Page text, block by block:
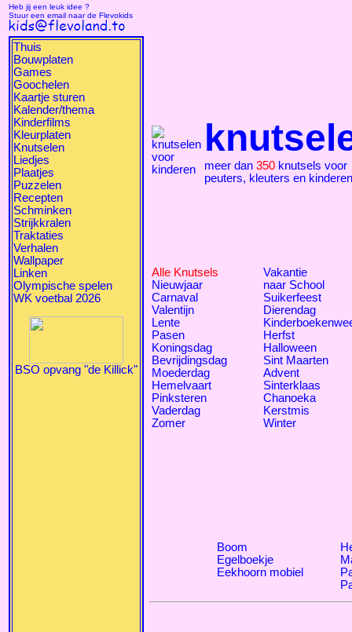
Heb jij een leuk idee ?
Stuur een email naar de Flevokids
Thuis
Bouwplaten
Games
Goochelen
Kaartje sturen
Kalender/thema
Kinderfilms
Kleurplaten
Knutselen
Liedjes
Plaatjes
Puzzelen
Recepten
Schminken
Strijkkralen
Traktaties
Verhalen
Wallpaper
Linken
Olympische spelen
WK voetbal 2026
BSO opvang "de Killick"
meer dan 350 knutsels voor
peuters, kleuters en kinderen
Alle Knutsels
Nieuwjaar
Carnaval
Valentijn
Lente
Pasen
Koningsdag
Bevrijdingsdag
Moederdag
Hemelvaart
Pinksteren
Vaderdag
Zomer
Vakantie
naar School
Suikerfeest
Dierendag
Herfst
Halloween
Sint Maarten
Advent
Sinterklaas
Chanoeka
Kerstmis
Winter
Boom
Egelboekje
Eekhoorn mobiel